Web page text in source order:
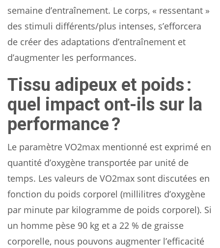
semaine d’entraînement. Le corps, « ressentant »
des stimuli différents/plus intenses, s’efforcera
de créer des adaptations d’entraînement et
d’augmenter les performances.
Tissu adipeux et poids :
quel impact ont-ils sur la
performance ?
Le paramètre VO2max mentionné est exprimé en
quantité d’oxygène transportée par unité de
temps. Les valeurs de VO2max sont discutées en
fonction du poids corporel (millilitres d’oxygène
par minute par kilogramme de poids corporel). Si
un homme pèse 90 kg et a 22 % de graisse
corporelle, nous pouvons augmenter l’efficacité